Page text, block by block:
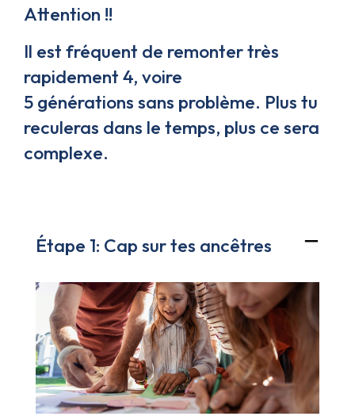
Attention !!
Il est fréquent de remonter très
rapidement 4, voire
5 générations sans problème. Plus tu
reculeras dans le temps, plus ce sera
complexe.
Étape 1: Cap sur tes ancêtres